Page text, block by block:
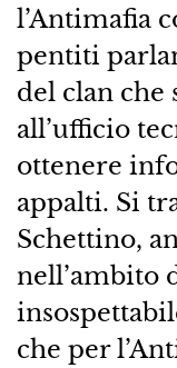
l’Antimafia
pentiti
del clan che
all’ufficio
ottenere
appalti. Si
Schettino,
nell’ambito
che per